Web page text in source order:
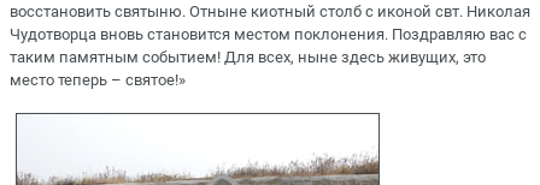
восстановить святыню. Отныне киотный столб с иконой свт. Николая
Чудотворца вновь становится местом поклонения. Поздравляю вас с
таким памятным событием! Для всех, ныне здесь живущих, это
место теперь – святое!»